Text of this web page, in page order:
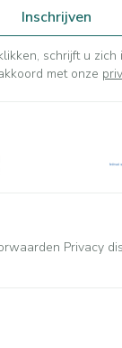
Inschrijven
schrijft u zich
met onze
Privacy